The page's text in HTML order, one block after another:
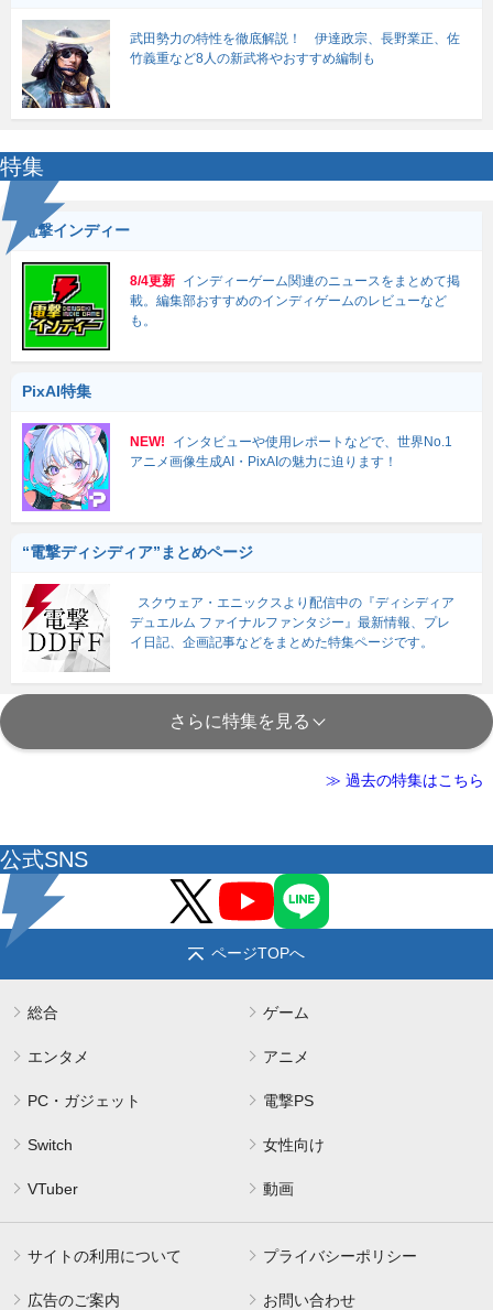
武田勢力の特性を徹底解説！ 伊達政宗、長野業正、佐
竹義重など8人の新武将やおすすめ編制も
特集
電撃インディー
8/4更新 インディーゲーム関連のニュースをまとめて掲
載。編集部おすすめのインディゲームのレビューなど
も。
PixAI特集
NEW!
インタビューや使用レポートなどで、世界No.1
アニメ画像生成AI・PixAIの魅力に迫ります！
“電撃ディシディア”まとめページ
スクウェア・エニックスより配信中の『ディシディア
デュエルム ファイナルファンタジー』最新情報、プレ
イ日記、企画記事などをまとめた特集ページです。
さらに特集を見る
≫ 過去の特集はこちら
公式SNS
ページTOPへ
総合 ゲーム
エンタメ アニメ
PC・ガジェット 電撃PS
Switch 女性向け
VTuber 動画
サイトの利用について プライバシーポリシー
広告のご案内 お問い合わせ